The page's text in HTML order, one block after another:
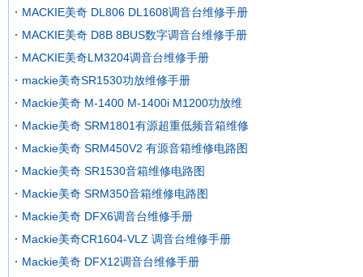
MACKIE美奇 DL806 DL1608调音台维修手册
MACKIE美奇 D8B 8BUS数字调音台维修手册
MACKIE美奇LM3204调音台维修手册
mackie美奇SR1530功放维修手册
Mackie美奇 M-1400 M-1400i M1200功放维
Mackie美奇 SRM1801有源超重低频音箱维修
Mackie美奇 SRM450V2 有源音箱维修电路图
Mackie美奇 SR1530音箱维修电路图
Mackie美奇 SRM350音箱维修电路图
Mackie美奇 DFX6调音台维修手册
Mackie美奇CR1604-VLZ 调音台维修手册
Mackie美奇 DFX12调音台维修手册